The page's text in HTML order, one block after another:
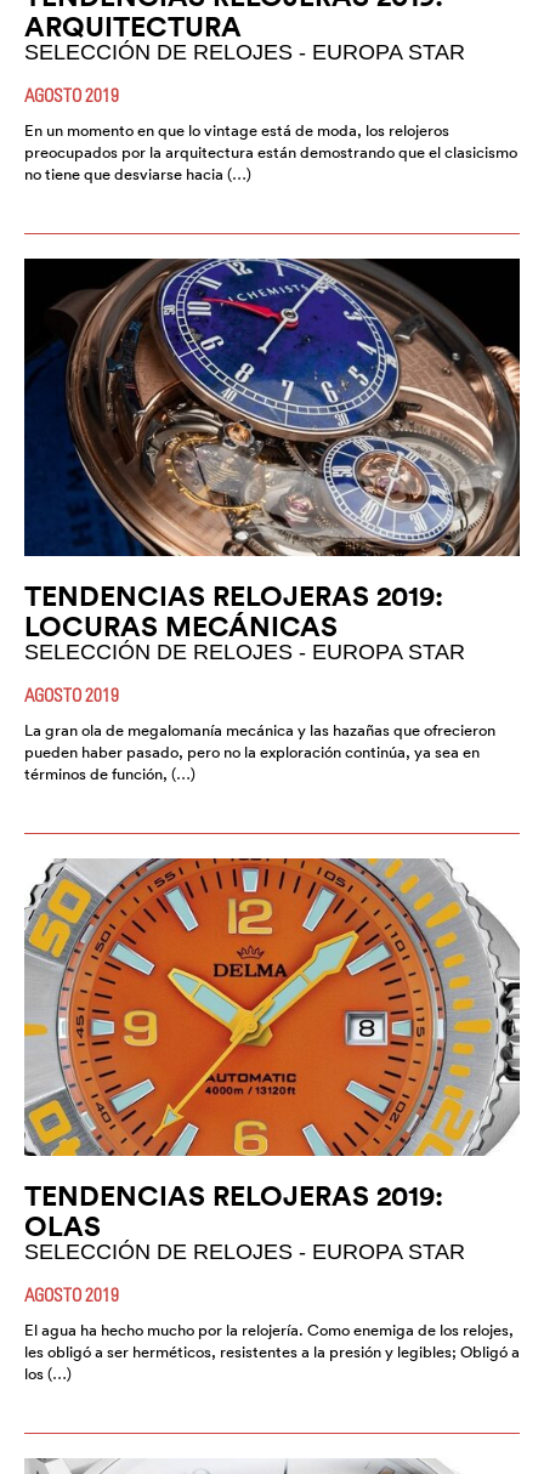
ARQUITECTURA
SELECCIÓN DE RELOJES - EUROPA STAR
AGOSTO 2019
En un momento en que lo vintage está de moda, los relojeros
preocupados por la arquitectura están demostrando que el clasicismo
no tiene que desviarse hacia (…)
TENDENCIAS RELOJERAS 2019:
LOCURAS MECÁNICAS
SELECCIÓN DE RELOJES - EUROPA STAR
AGOSTO 2019
La gran ola de megalomanía mecánica y las hazañas que ofrecieron
pueden haber pasado, pero no la exploración continúa, ya sea en
términos de función, (…)
TENDENCIAS RELOJERAS 2019:
OLAS
SELECCIÓN DE RELOJES - EUROPA STAR
AGOSTO 2019
El agua ha hecho mucho por la relojería. Como enemiga de los relojes,
les obligó a ser herméticos, resistentes a la presión y legibles; Obligó a
los (…)